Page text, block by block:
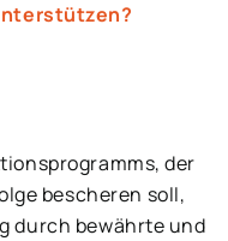
der
bescheren soll,
durch bewährte und